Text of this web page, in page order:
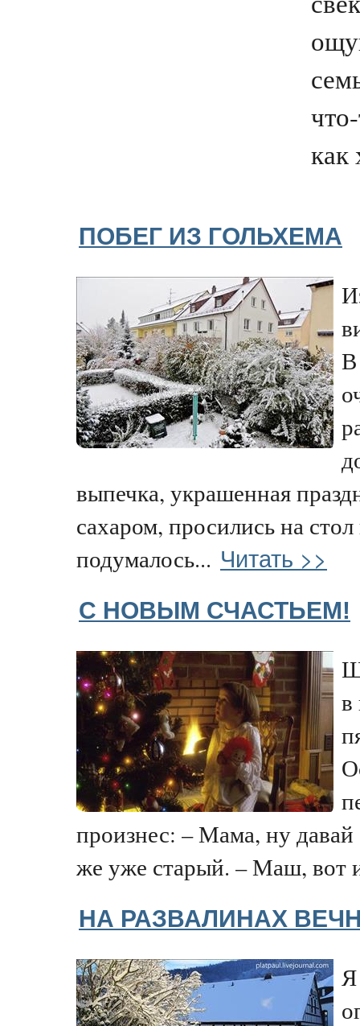
как
ПОБЕГ ИЗ ГОЛЬХЕМА
В
выпечка, украшенная
сахаром, просились на
подумалось... Читать >>
С НОВЫМ СЧАСТЬЕМ!
в
произнес: – Мама, ну
же уже старый. – Маш, вот
НА РАЗВАЛИНАХ
Я